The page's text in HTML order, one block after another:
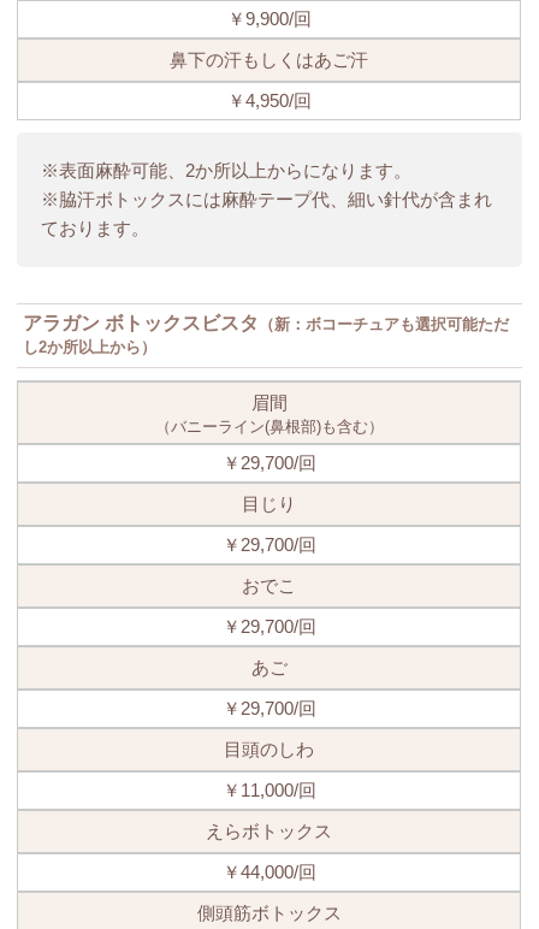
￥9,900/回
鼻下の汗もしくはあご汗
￥4,950/回
※表面麻酔可能、2か所以上からになります。
※脇汗ボトックスには麻酔テープ代、細い針代が含まれ
ております。
アラガン ボトックスビスタ
（新：ボコーチュアも選択可能ただ
し2か所以上から）
眉間
（バニーライン(鼻根部)も含む）
￥29,700/回
目じり
￥29,700/回
おでこ
￥29,700/回
あご
￥29,700/回
目頭のしわ
￥11,000/回
えらボトックス
￥44,000/回
側頭筋ボトックス